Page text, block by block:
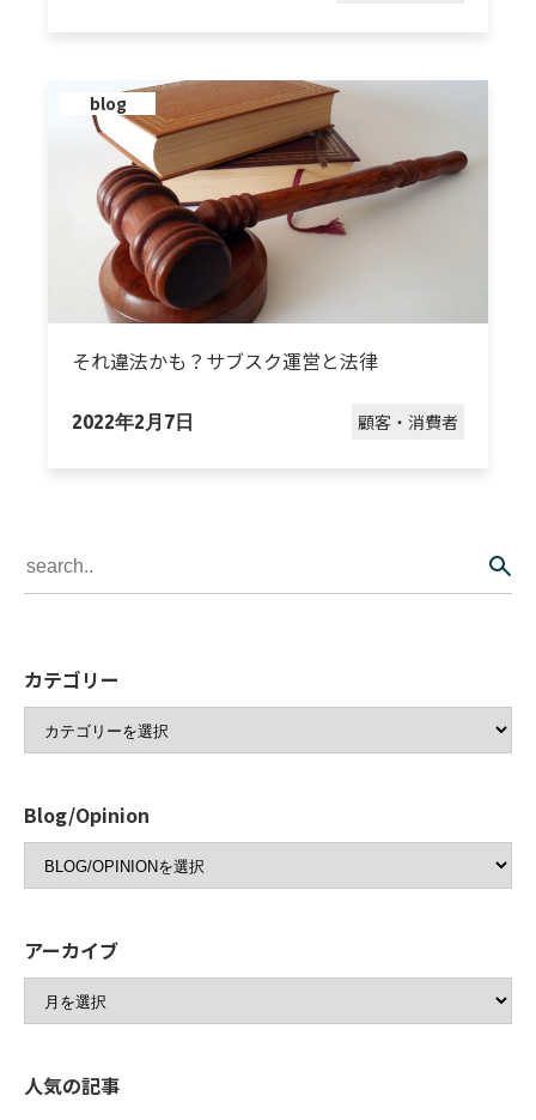
blog
それ違法かも？サブスク運営と法律
2022年2月7日 顧客・消費者
カテゴリー
Blog/Opinion
アーカイブ
人気の記事